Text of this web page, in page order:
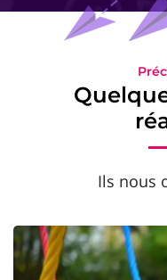
Ils nous